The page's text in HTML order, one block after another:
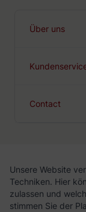
Unsere Website
Techniken. Hier
zulassen und
stimmen Sie der
Über uns
Contact